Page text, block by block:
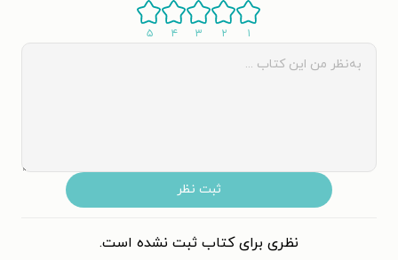
۱ ۲ ۳ ۴ ۵
ثبت نظر
نظری برای کتاب ثبت نشده است.